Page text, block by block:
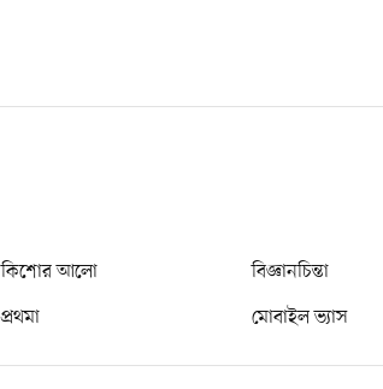
কিশোর আলো বিজ্ঞানচিন্তা
প্রথমা মোবাইল ভ্যাস